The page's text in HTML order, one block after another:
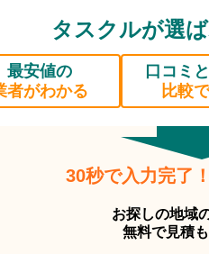
タスクルが選
最安値の
者がわかる
口コミ
比較
30秒で入力完了
お探しの地域
無料で見積